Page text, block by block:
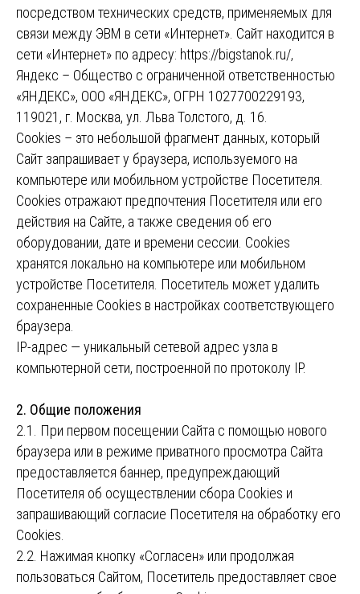
посредством технических средств, применяемых для
связи между ЭВМ в сети «Интернет». Сайт находится в
сети «Интернет» по адресу: https://bigstanok.ru/,
Яндекс – Общество с ограниченной ответственностью
«ЯНДЕКС», ООО «ЯНДЕКС», ОГРН 1027700229193,
119021, г. Москва, ул. Льва Толстого, д. 16.
Cookies – это небольшой фрагмент данных, который
Сайт запрашивает у браузера, используемого на
компьютере или мобильном устройстве Посетителя.
Cookies отражают предпочтения Посетителя или его
действия на Сайте, а также сведения об его
оборудовании, дате и времени сессии. Сookies
хранятся локально на компьютере или мобильном
устройстве Посетителя. Посетитель может удалить
сохраненные Сookies в настройках соответствующего
браузера.
IP-адрес — уникальный сетевой адрес узла в
компьютерной сети, построенной по протоколу IP.
2. Общие положения
2.1. При первом посещении Сайта с помощью нового
браузера или в режиме приватного просмотра Сайта
предоставляется баннер, предупреждающий
Посетителя об осуществлении сбора Сookies и
запрашивающий согласие Посетителя на обработку его
Сookies.
2.2. Нажимая кнопку «Согласен» или продолжая
пользоваться Сайтом, Посетитель предоставляет свое